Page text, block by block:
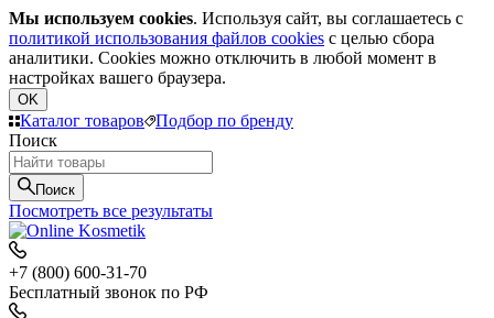
Мы используем cookies. Используя сайт, вы соглашаетесь с
политикой использования файлов cookies с целью сбора
аналитики. Cookies можно отключить в любой момент в
настройках вашего браузера.
OK
Каталог товаров
Подбор по бренду
Поиск
Поиск
Посмотреть все результаты
+7 (800) 600-31-70
Бесплатный звонок по РФ